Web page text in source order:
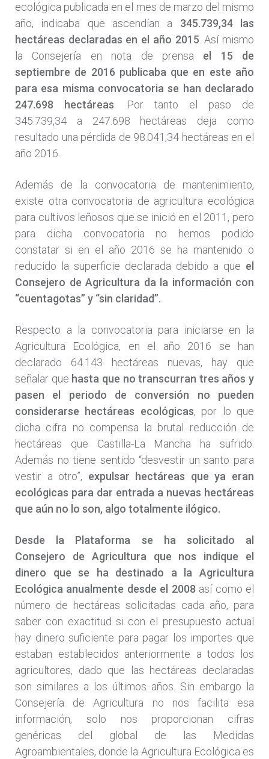
ecológica publicada en el mes de marzo del mismo
año, indicaba que ascendían a 345.739,34 las
hectáreas declaradas en el año 2015. Así mismo
la Consejería en nota de prensa el 15 de
septiembre de 2016 publicaba que en este año
para esa misma convocatoria se han declarado
247.698 hectáreas. Por tanto el paso de
345.739,34 a 247.698 hectáreas deja como
resultado una pérdida de 98.041,34 hectáreas en el
año 2016.
Además de la convocatoria de mantenimiento,
existe otra convocatoria de agricultura ecológica
para cultivos leñosos que se inició en el 2011, pero
para dicha convocatoria no hemos podido
constatar si en el año 2016 se ha mantenido o
reducido la superficie declarada debido a que el
Consejero de Agricultura da la información con
“cuentagotas” y “sin claridad”.
Respecto a la convocatoria para iniciarse en la
Agricultura Ecológica, en el año 2016 se han
declarado 64.143 hectáreas nuevas, hay que
señalar que hasta que no transcurran tres años y
pasen el periodo de conversión no pueden
considerarse hectáreas ecológicas, por lo que
dicha cifra no compensa la brutal reducción de
hectáreas que Castilla-La Mancha ha sufrido.
Además no tiene sentido “desvestir un santo para
vestir a otro”, expulsar hectáreas que ya eran
ecológicas para dar entrada a nuevas hectáreas
que aún no lo son, algo totalmente ilógico.
Desde la Plataforma se ha solicitado al
Consejero de Agricultura que nos indique el
dinero que se ha destinado a la Agricultura
Ecológica anualmente desde el 2008 así como el
número de hectáreas solicitadas cada año, para
saber con exactitud si con el presupuesto actual
hay dinero suficiente para pagar los importes que
estaban establecidos anteriormente a todos los
agricultores, dado que las hectáreas declaradas
son similares a los últimos años. Sin embargo la
Consejería de Agricultura no nos facilita esa
información, solo nos proporcionan cifras
genéricas del global de las Medidas
Agroambientales, donde la Agricultura Ecológica es